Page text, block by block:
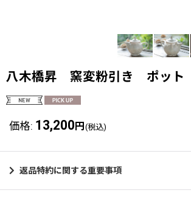
八木橋昇 窯変粉引き ポット
価格: 13,200 円 (税込)
返品特約に関する重要事項